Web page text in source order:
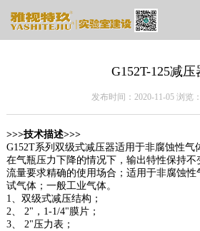
G152T-125减压
发布时间：2020-11-05 浏览
>>>技术描述>>>
G152T系列双级式减压器适用于非腐蚀性气
在气瓶压力下降的情况下，输出特性保持不
流量要求精确的使用场合；适用于非腐蚀性
试气体；一般工业气体。
1、双级式减压结构；
2、 2"，1-1/4"膜片；
3、 2"压力表；